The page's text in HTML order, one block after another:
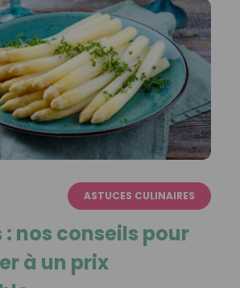
ASTUCES CULINAIRES
nos conseils pour
à un prix